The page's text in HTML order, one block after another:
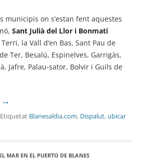
municipis on s’estan fent aquestes
Sant Julià del Llor i Bonmatí
la Vall d’en Bas, Sant Pau de
Ter, Besalú, Espinelves, Garrigàs,
Jafre, Palau-sator, Bolvir i Guils de
→
Blanesaldia.com, Dispalut, ubicar
MAR EN EL PUERTO DE BLANES